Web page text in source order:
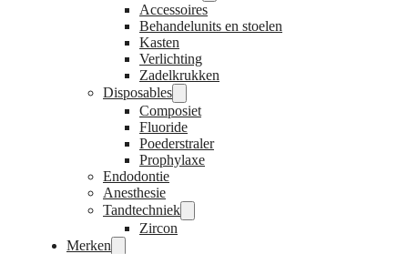
Accessoires
Behandelunits en stoelen
Kasten
Verlichting
Zadelkrukken
Disposables
Composiet
Fluoride
Poederstraler
Prophylaxe
Endodontie
Anesthesie
Tandtechniek
Zircon
Merken